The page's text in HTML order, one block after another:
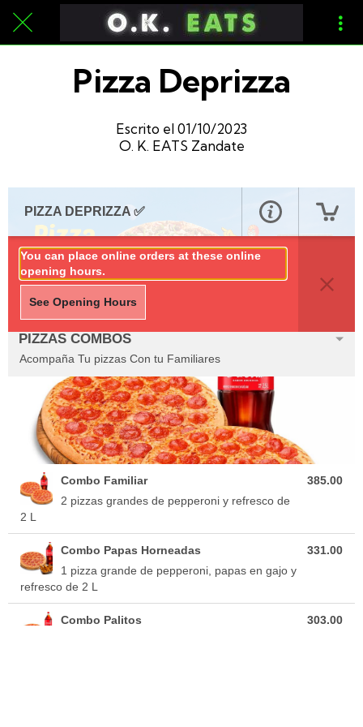
Pizza Deprizza
Escrito el 01/10/2023
O. K. EATS Zandate